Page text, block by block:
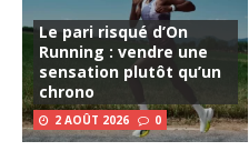
Le pari risqué d’On
Running : vendre une
sensation plutôt qu’un
chrono
2 AOÛT 2026 0